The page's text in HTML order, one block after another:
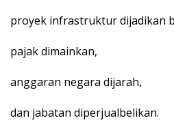
proyek infrastruktur dijadikan
pajak dimainkan,
anggaran negara dijarah,
dan jabatan diperjualbelikan.